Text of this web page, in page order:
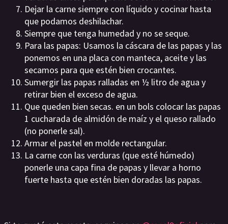
Dejar la carne siempre con líquido y cocinar hasta
que podamos deshilachar.
Siempre que tenga humedad y no se seque.
Para las papas: Usamos la cáscara de las papas y las
ponemos en una placa con manteca, aceite y las
secamos para que estén bien crocantes.
Sumergir las papas ralladas en ½ litro de agua y
retirar bien el exceso de agua.
Que queden bien secas. en un bols colocar las papas
1 cucharada de almidón de maíz y el queso rallado
(no ponerle sal).
Armar el pastel en molde rectangular.
La carne con las verduras (que esté húmedo)
ponerle una capa fina de papas y llevar a horno
fuerte hasta que estén bien doradas las papas.